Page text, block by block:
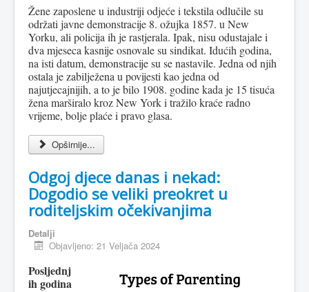
Žene zaposlene u industriji odjeće i tekstila odlučile su
održati javne demonstracije 8. ožujka 1857. u New
Yorku, ali policija ih je rastjerala. Ipak, nisu odustajale i
dva mjeseca kasnije osnovale su sindikat. Idućih godina,
na isti datum, demonstracije su se nastavile. Jedna od njih
ostala je zabilježena u povijesti kao jedna od
najutjecajnijih, a to je bilo 1908. godine kada je 15 tisuća
žena marširalo kroz New York i tražilo kraće radno
vrijeme, bolje plaće i pravo glasa.
Opširnije...
Odgoj djece danas i nekad:
Dogodio se veliki preokret u
roditeljskim očekivanjima
Detalji
Objavljeno: 21 Veljača 2024
Posljednj
ih godina